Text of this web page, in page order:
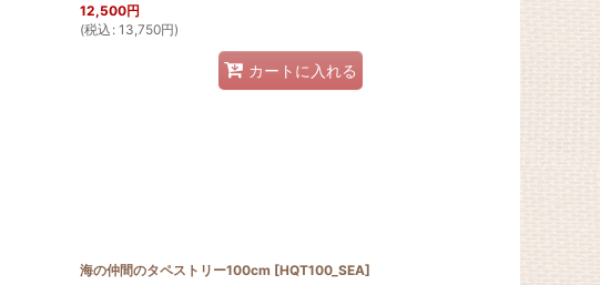
12,500円
(税込 : 13,750円)
カートに入れる
海の仲間のタペストリー100cm [HQT100_SEA]